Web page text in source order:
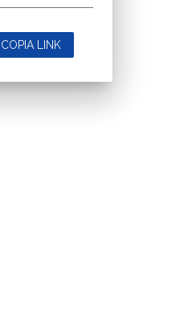
COPIA LINK